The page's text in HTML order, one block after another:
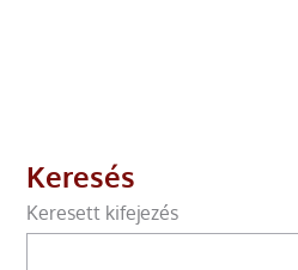
Keresés
Keresett kifejezés